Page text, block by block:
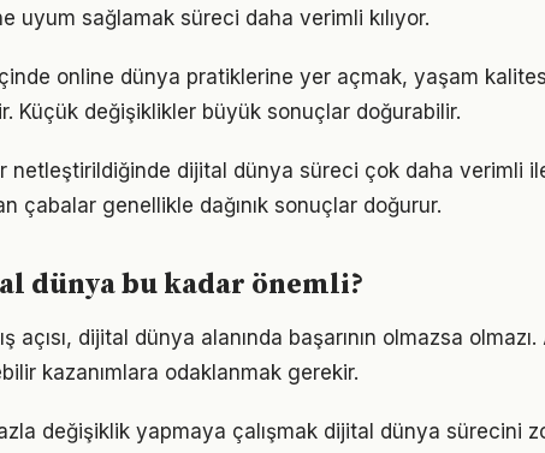
uyum sağlamak süreci daha verimli kılıyor.
online dünya pratiklerine yer açmak, yaşam
Küçük değişiklikler büyük sonuçlar doğurabilir.
netleştirildiğinde dijital dünya süreci çok daha verimli
çabalar genellikle dağınık sonuçlar doğurur.
dünya bu kadar önemli?
açısı, dijital dünya alanında başarının olmazsa
kazanımlara odaklanmak gerekir.
değişiklik yapmaya çalışmak dijital dünya sürecini